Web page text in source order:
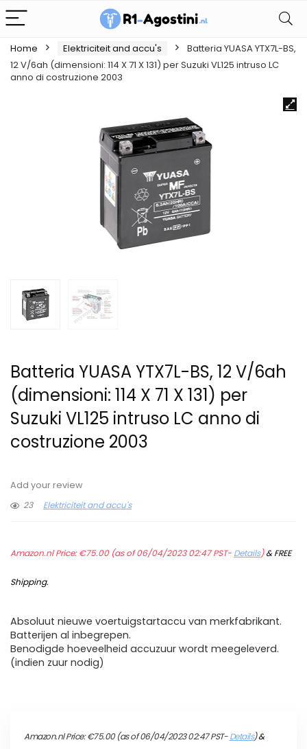
Home Elektriciteit and accu's
Batteria YUASA YTX7L-BS,
12 V/6ah (dimensioni: 114 X 71 X 131) per Suzuki VL125 intruso LC
anno di costruzione 2003
Batteria YUASA YTX7L-BS, 12 V/6ah
(dimensioni: 114 X 71 X 131) per
Suzuki VL125 intruso LC anno di
costruzione 2003
Add your review
23
Elektriciteit and accu's
Amazon.nl Price:€75.00(as of 06/04/2023 02:47 PST- Details)&FREE
Shipping.
Absoluut nieuwe voertuigstartaccu van merkfabrikant.
Batterijen al inbegrepen.
Benodigde hoeveelheid accuzuur wordt meegeleverd.
(indien zuur nodig)
Amazon.nl Price:€75.00(as of 06/04/2023 02:47 PST-Details)&